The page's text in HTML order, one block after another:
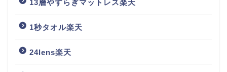
13層やすらぎマットレス楽天
1秒タオル楽天
24lens楽天